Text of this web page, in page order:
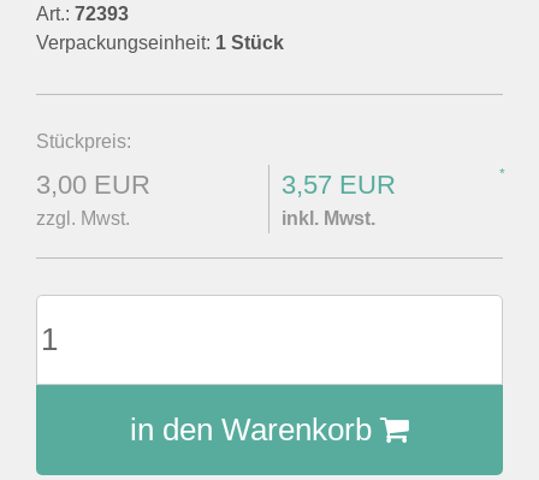
Art.: 72393
Verpackungseinheit: 1 Stück
Stückpreis:
3,00 EUR
zzgl. Mwst.
3,57 EUR *
inkl. Mwst.
in den Warenkorb